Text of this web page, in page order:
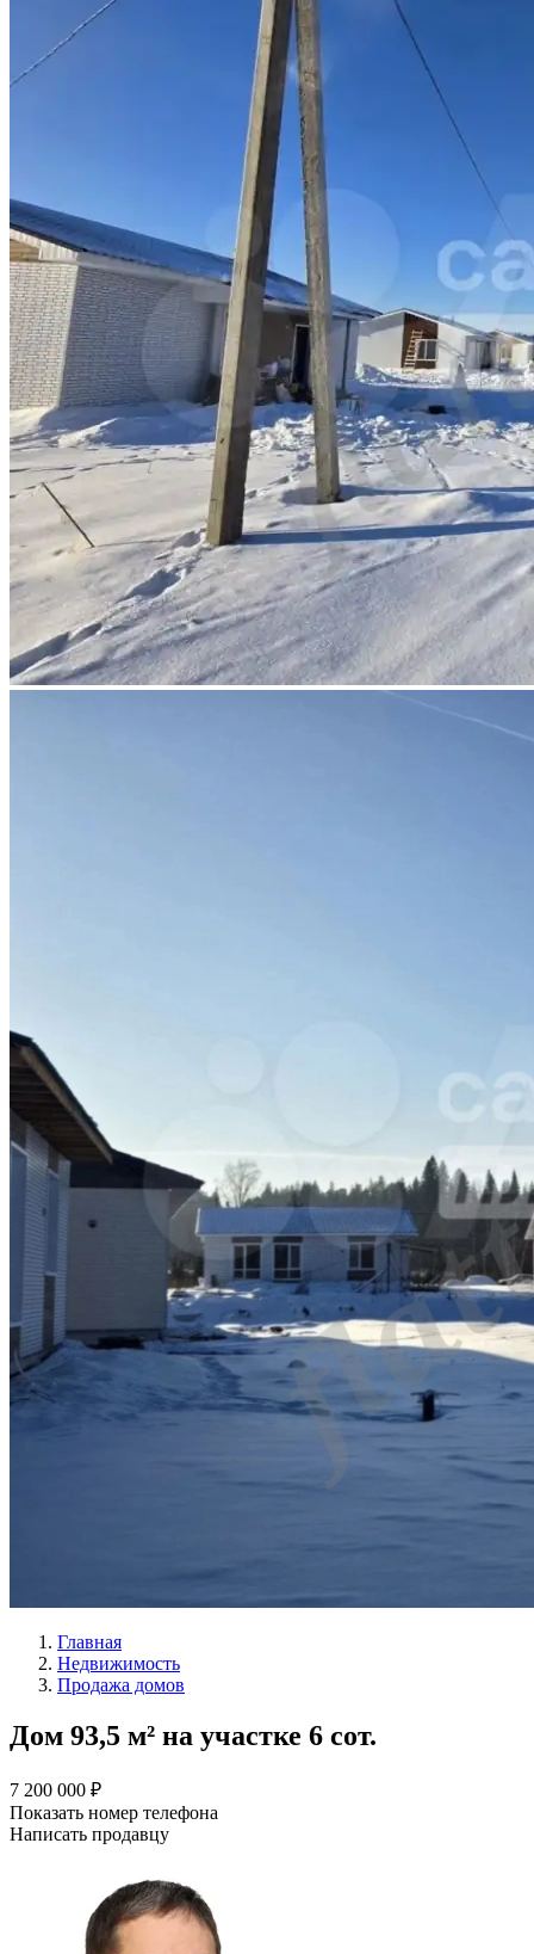
Главная
Недвижимость
Продажа домов
Дом 93,5 м² на участке 6 сот.
7 200 000 ₽
Показать номер телефона
Написать продавцу